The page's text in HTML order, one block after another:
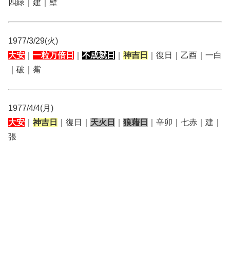
四緑｜建｜壁
1977/3/29(火)
大安
一粒万倍日 不成就日 神吉日
｜復日｜乙酉｜一白
｜破｜觜
1977/4/4(月)
大安
神吉日 ｜復日｜ 天火日 狼藉日
｜辛卯｜七赤｜建｜
張